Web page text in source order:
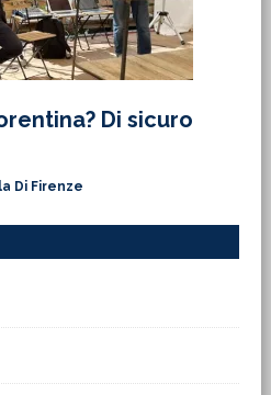
Di sicuro
Di Firenze